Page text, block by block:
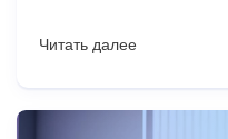
Читать далее